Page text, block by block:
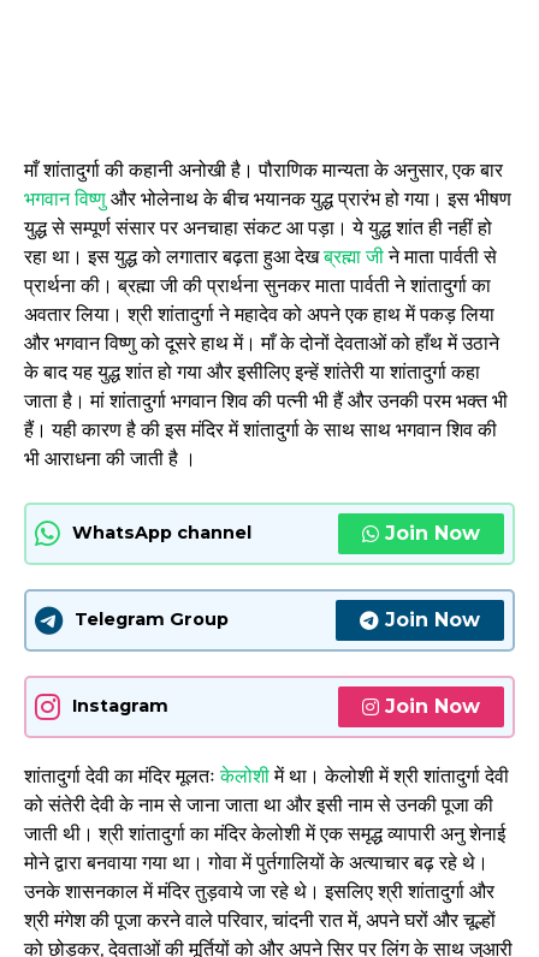
माँ शांतादुर्गा की कहानी अनोखी है। पौराणिक मान्यता के अनुसार, एक बार
भगवान विष्णु और भोलेनाथ के बीच भयानक युद्ध प्रारंभ हो गया। इस भीषण
युद्ध से सम्पूर्ण संसार पर अनचाहा संकट आ पड़ा। ये युद्ध शांत ही नहीं हो
रहा था। इस युद्ध को लगातार बढ़ता हुआ देखब्रह्मा जीने माता पार्वती से
प्रार्थना की। ब्रह्मा जी की प्रार्थना सुनकर माता पार्वती ने शांतादुर्गा का
अवतार लिया। श्री शांतादुर्गा ने महादेव को अपने एक हाथ में पकड़ लिया
और भगवान विष्णु को दूसरे हाथ में। माँ के दोनों देवताओं को हाँथ में उठाने
के बाद यह युद्ध शांत हो गया और इसीलिए इन्हें शांतेरी या शांतादुर्गा कहा
जाता है। मां शांतादुर्गा भगवान शिव की पत्नी भी हैं और उनकी परम भक्त भी
हैं। यही कारण है की इस मंदिर में शांतादुर्गा के साथ साथ भगवान शिव की
भी आराधना की जाती है ।
WhatsApp channel Join Now
Telegram Group Join Now
Instagram Join Now
शांतादुर्गा देवी का मंदिर मूलतःकेलोशीमें था। केलोशी में श्री शांतादुर्गा देवी
को संतेरी देवी के नाम से जाना जाता था और इसी नाम से उनकी पूजा की
जाती थी। श्री शांतादुर्गा का मंदिर केलोशी में एक समृद्ध व्यापारी अनु शेनाई
मोने द्वारा बनवाया गया था। गोवा में पुर्तगालियों के अत्याचार बढ़ रहे थे।
उनके शासनकाल में मंदिर तुड़वाये जा रहे थे। इसलिए श्री शांतादुर्गा और
श्री मंगेश की पूजा करने वाले परिवार, चांदनी रात में, अपने घरों और चूल्हों
को छोड़कर, देवताओं की मूर्तियों को और अपने सिर पर लिंग के साथ जुआरी